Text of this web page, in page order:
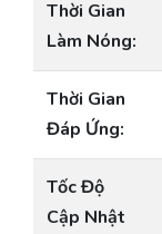
Thời Gian
Làm Nóng:
Thời Gian
Đáp Ứng:
Tốc Độ
Cập Nhật